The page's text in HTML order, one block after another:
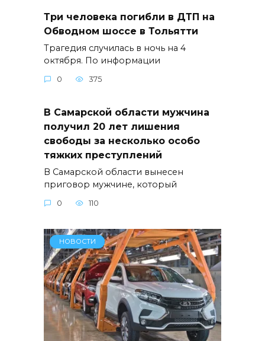
Три человека погибли в ДТП на
Обводном шоссе в Тольятти
Трагедия случилась в ночь на 4
октября. По информации
0 375
В Самарской области мужчина
получил 20 лет лишения
свободы за несколько особо
тяжких преступлений
В Самарской области вынесен
приговор мужчине, который
0 110
НОВОСТИ